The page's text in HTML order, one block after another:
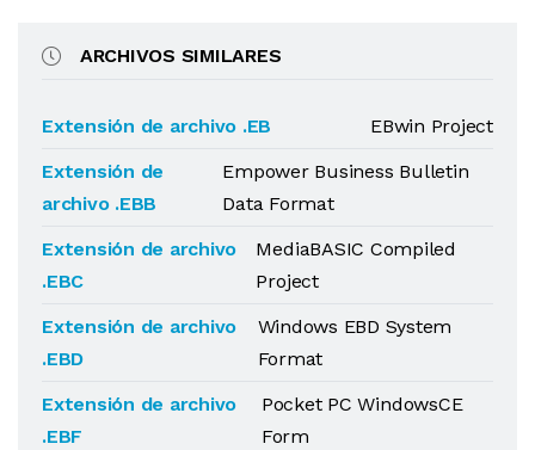
ARCHIVOS SIMILARES
Extensión de archivo .EB
EBwin Project
Extensión de
archivo .EBB
Empower Business Bulletin
Data Format
Extensión de archivo
.EBC
MediaBASIC Compiled
Project
Extensión de archivo
.EBD
Windows EBD System
Format
Extensión de archivo
.EBF
Pocket PC WindowsCE
Form